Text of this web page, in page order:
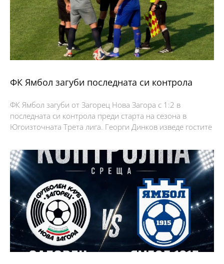
ФК Ямбол загуби последната си контрола
ФК Ямбол загуби от Загорец Нова Загора с 1:2 в
последната си контрола преди старта на сезона в
Югоизточната Трета лига. Георги Динков изведе гостите